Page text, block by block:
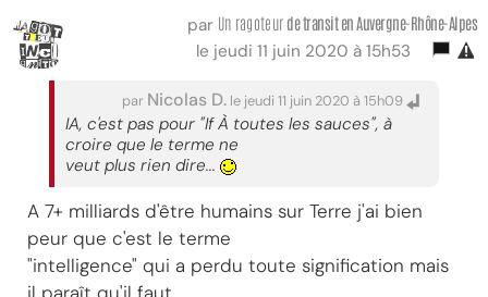
par Un ragoteur de transiten Auvergne-Rhône-Alpes
le jeudi 11 juin 2020 à 15h53
par Nicolas D. le jeudi 11 juin 2020 à 15h09
IA, c'est pas pour "If À toutes les sauces", à
croire que le terme ne
veut plus rien dire...
A 7+ milliards d'être humains sur Terre j'ai bien
peur que c'est le terme
"intelligence" qui a perdu toute signification mais